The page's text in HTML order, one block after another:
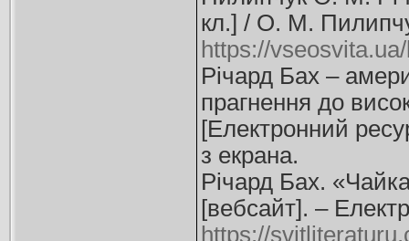
кл.] / О. М.
https://
Річард Бах –
прагнення до
[Електронний
з екрана.
Річард Бах.
[вебсайт]. –
https://